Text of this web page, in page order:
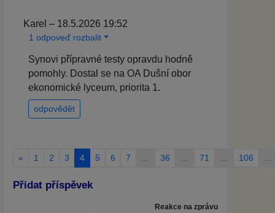
Karel – 18.5.2026 19:52
1 odpoveď rozbalit
Synovi přípravné testy opravdu hodně
pomohly. Dostal se na OA Dušní obor
ekonomické lyceum, priorita 1.
odpovědět
« 1 2 3 4 5 6 7 36 71 106
Přidat příspěvek
Reakce na zprávu